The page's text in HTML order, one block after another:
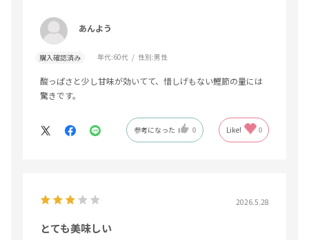
あんよう
購入確認済み 年代:60代 性別:男性
酸っぱさと少し甘味が効いてて、惜しげもない鰹節の量には
驚きです。
参考になった 0 Like! 0
2026.5.28
とても美味しい